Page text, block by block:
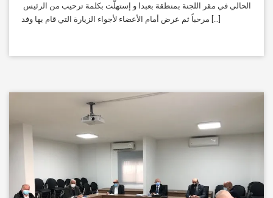
الحالي في مقر اللجنة بمنطقة بعبدا و إستهلّت بكلمة ترحيب من الرئيس
مرحباً ثم عرض أمام الأعضاء لأجواء الزيارة التي قام بها وفد […]